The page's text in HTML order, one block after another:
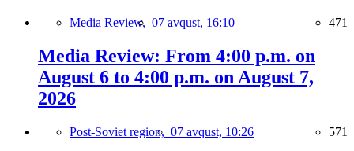
Media Review, 07 avqust, 16:10 471
Media Review: From 4:00 p.m. on
August 6 to 4:00 p.m. on August 7,
2026
Post-Soviet region, 07 avqust, 10:26 571